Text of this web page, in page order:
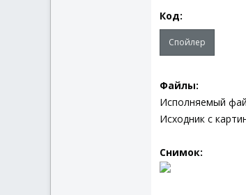
Код:
Спойлер
Файлы:
Исполняемый
Исходник с
Снимок: